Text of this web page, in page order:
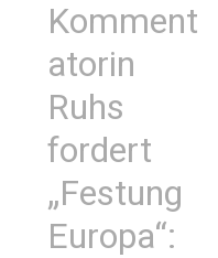
Komment
atorin
Ruhs
fordert
„Festung
Europa“: